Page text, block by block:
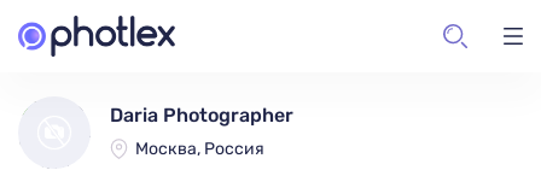
Daria Photographer
Москва, Россия